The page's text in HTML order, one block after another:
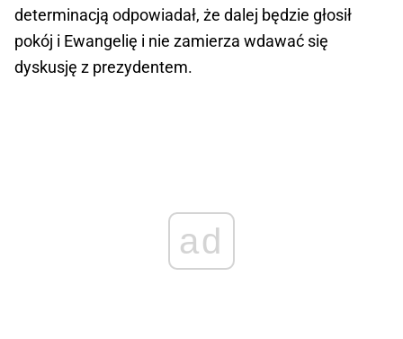
determinacją odpowiadał, że dalej będzie głosił
pokój i Ewangelię i nie zamierza wdawać się
dyskusję z prezydentem.
ad